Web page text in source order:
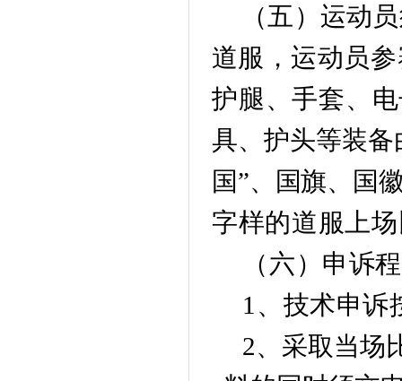
（五 ）运动
道服， 运动员
护腿、手套、
具、护头等装备
国”、国旗、国
字样的道服上
（六）申诉
1、技术申诉
2、采取当场